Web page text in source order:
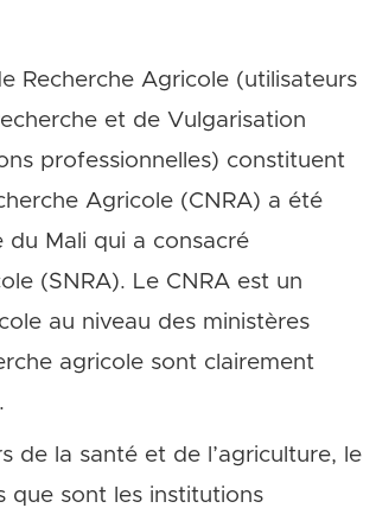
Recherche Agricole (utilisateurs
et de Vulgarisation
professionnelles) constituent
Agricole (CNRA) a été
du Mali qui a consacré
(SNRA). Le CNRA est un
au niveau des ministères
agricole sont clairement
de la santé et de l’agriculture, le
que sont les institutions